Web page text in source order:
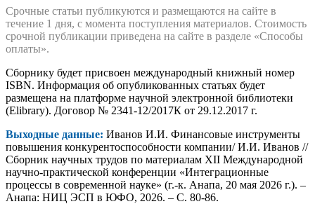
Срочные статьи публикуются и размещаются на сайте в
течение 1 дня, с момента поступления материалов. Стоимость
срочной публикации приведена на сайте в разделе «Способы
оплаты».
Сборнику будет присвоен международный книжный номер
ISBN. Информация об опубликованных статьях будет
размещена на платформе научной электронной библиотеки
(Elibrary). Договор № 2341-12/2017К от 29.12.2017 г.
Выходные данные: Иванов И.И. Финансовые инструменты
повышения конкурентоспособности компании/ И.И. Иванов //
Сборник научных трудов по материалам XII Международной
научно-практической конференции «Интеграционные
процессы в современной науке» (г.-к. Анапа, 20 мая 2026 г.). –
Анапа: НИЦ ЭСП в ЮФО, 2026. – С. 80-86.